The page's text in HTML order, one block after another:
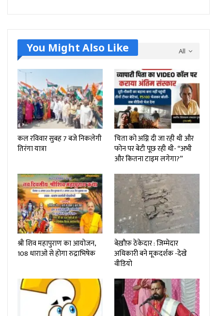
All
You Might Also Like
कल रविवार सुबह 7 बजे निकलेगी
तिरंगा यात्रा
चिता को अग्नि दी जा रही थी और
फोन पर बेटी पूछ रही थी- “अभी
और कितना टाइम लगेगा?”
श्री शिव महापुराण का आयोजन,
108 धाराओ से होगा रुद्राभिषेक
बेख़ौफ़ ठेकेदार : जिम्मेदार
अधिकारी बने मूकदर्शक -देखे
वीडियो